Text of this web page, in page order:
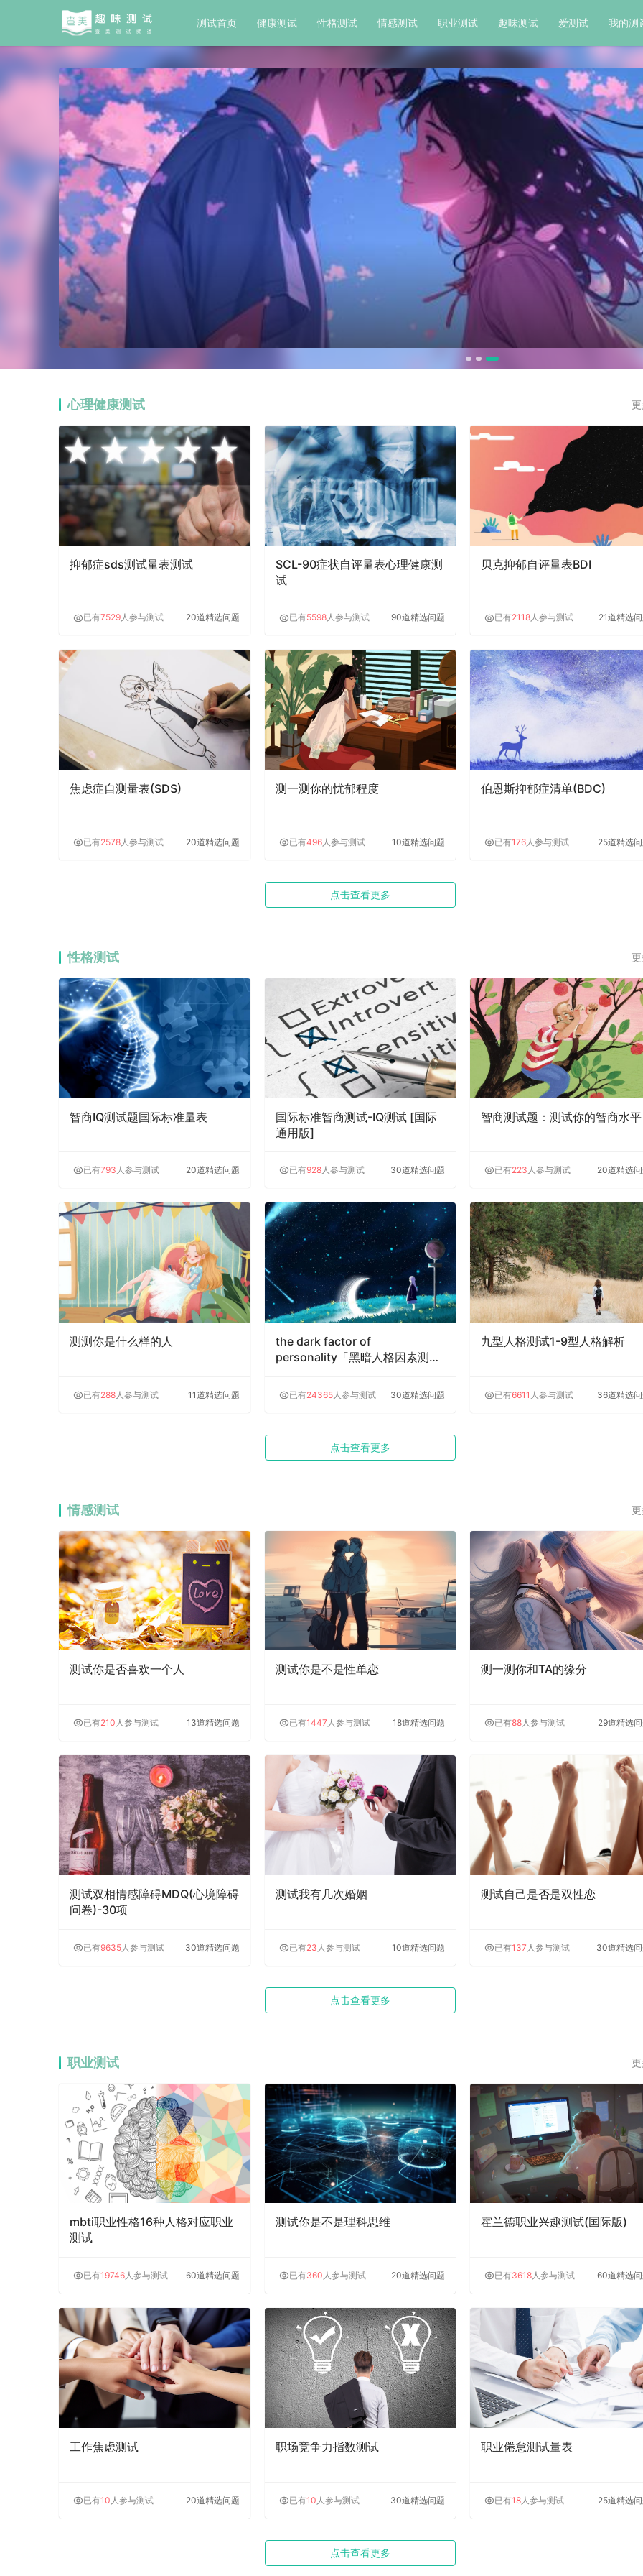
测试首页 健康测试 性格测试 情感测试 职业测试 趣味测试 爱测试 我的测
心理健康测试
抑郁症sds测试量表测试
已有7529人参与测试 20道精选问题
SCL-90症状自评量表心理健康测
试
已有5598人参与测试 90道精选问题
贝克抑郁自评量表BDI
已有2118人参与测试 21道精选
焦虑症自测量表(SDS)
已有2578 人参与测试 20道精选问题
测一测你的忧郁程度
已有496人参与测试 10道精选问题
伯恩斯抑郁症清单(BDC)
已有176 人参与测试 25道精选
点击查看更多
性格测试
智商IQ测试题国际标准量表
已有793 人参与测试 20道精选问题
国际标准智商测试-IQ测试 [国际
通用版]
已有928人参与测试 30道精选问题
智商测试题：测试你的智商水平
已有223 人参与测试 20道精选
测测你是什么样的人
已有288 人参与测试 11道精选问题
the dark factor of
personality「黑暗人格因素测
已有24365人参与测试 30道精选问题
九型人格测试1-9型人格解析
已有6611 人参与测试 36道精选
点击查看更多
情感测试
测试你是否喜欢一个人
已有210 人参与测试 13道精选问题
测试你是不是性单恋
已有1447 人参与测试 18道精选问题
测一测你和TA的缘分
已有88人参与测试 29道精选
测试双相情感障碍MDQ(心境障碍
问卷)-30项
已有9635 人参与测试 30道精选问题
测试我有几次婚姻
已有23 人参与测试 10道精选问题
测试自己是否是双性恋
已有137 人参与测试 30道精选
点击查看更多
职业测试
mbti职业性格16种人格对应职业
测试
已有19746人参与测试 60道精选问题
测试你是不是理科思维
已有360 人参与测试 20道精选问题
霍兰德职业兴趣测试(国际版)
已有3618人参与测试 60道精选
工作焦虑测试
已有10 人参与测试 20道精选问题
职场竞争力指数测试
已有10 人参与测试 30道精选问题
职业倦怠测试量表
已有18 人参与测试 25道精选
点击查看更多